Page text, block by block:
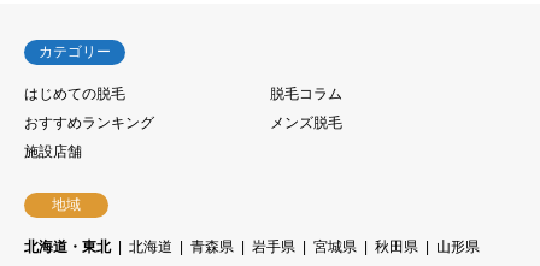
カテゴリー
はじめての脱毛
脱毛コラム
おすすめランキング
メンズ脱毛
施設店舗
地域
北海道・東北 北海道 青森県 岩手県 宮城県 秋田県
山形県